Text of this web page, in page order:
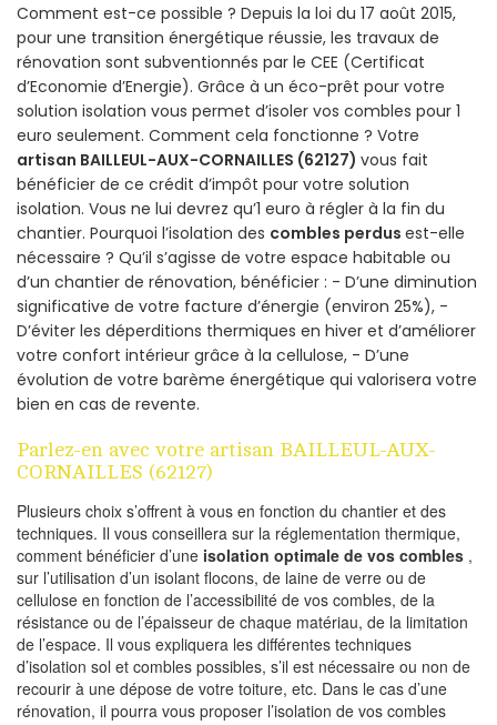
Comment est-ce possible ? Depuis la loi du 17 août 2015,
pour une transition énergétique réussie, les travaux de
rénovation sont subventionnés par le CEE (Certificat
d’Economie d’Energie). Grâce à un éco-prêt pour votre
solution isolation vous permet d’isoler vos combles pour 1
euro seulement. Comment cela fonctionne ? Votre
artisan BAILLEUL-AUX-CORNAILLES (62127) vous fait
bénéficier de ce crédit d’impôt pour votre solution
isolation. Vous ne lui devrez qu’1 euro à régler à la fin du
chantier. Pourquoi l’isolation des combles perdus est-elle
nécessaire ? Qu’il s’agisse de votre espace habitable ou
d’un chantier de rénovation, bénéficier : - D’une diminution
significative de votre facture d’énergie (environ 25%), -
D’éviter les déperditions thermiques en hiver et d’améliorer
votre confort intérieur grâce à la cellulose, - D’une
évolution de votre barème énergétique qui valorisera votre
bien en cas de revente.
Parlez-en avec votre artisan BAILLEUL-AUX-
CORNAILLES (62127)
Plusieurs choix s’offrent à vous en fonction du chantier et des
techniques. Il vous conseillera sur la réglementation thermique,
comment bénéficier d’une isolation optimale de vos combles ,
sur l’utilisation d’un isolant flocons, de laine de verre ou de
cellulose en fonction de l’accessibilité de vos combles, de la
résistance ou de l’épaisseur de chaque matériau, de la limitation
de l’espace. Il vous expliquera les différentes techniques
d’isolation sol et combles possibles, s’il est nécessaire ou non de
recourir à une dépose de votre toiture, etc. Dans le cas d’une
rénovation, il pourra vous proposer l’isolation de vos combles